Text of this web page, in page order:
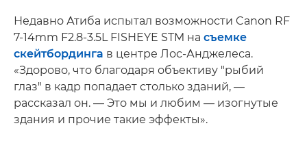
Недавно Атиба испытал возможности Canon RF
7-14mm F2.8-3.5L FISHEYE STM на съемке
скейтбординга в центре Лос-Анджелеса.
«Здорово, что благодаря объективу "рыбий
глаз" в кадр попадает столько зданий, —
рассказал он. — Это мы и любим — изогнутые
здания и прочие такие эффекты».